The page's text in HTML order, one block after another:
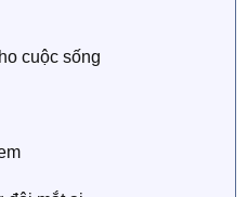
cuộc sống